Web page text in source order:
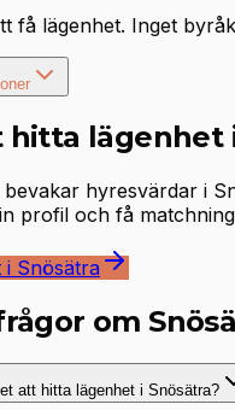
få lägenhet. Inget
hitta lägenhet
hyresvärdar i
profil och få
i Snösätra
om
att hitta lägenhet i Snösätra?